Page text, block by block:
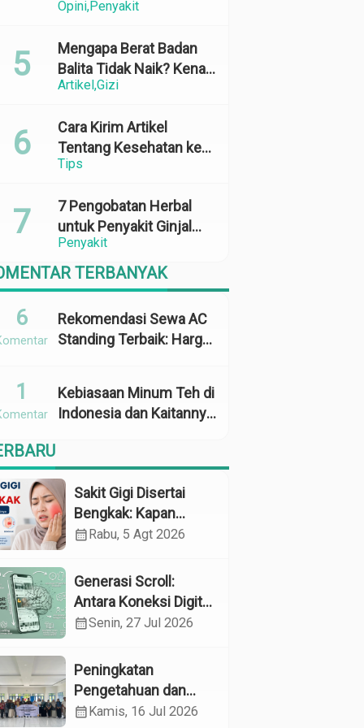
Opini Penyakit
Perubahan Cuaca yang
ArtikelGizi
Mengapa Berat Badan
Balita Tidak Naik? Kenali
Penyebab dan Solusinya
Tips
Cara Kirim Artikel
Tentang Kesehatan ke
Media Online: 100%
Penyakit
7 Pengobatan Herbal
untuk Penyakit Ginjal
yang Terbukti Efektif
dan Aman
TERBANYAK
Rekomendasi Sewa AC
Standing Terbaik: Harga,
6
Kebiasaan Minum Teh di
Indonesia dan Kaitannya
Anemia
1
Sakit Gigi Disertai
Bengkak: Kapan
Harus Khawatir dan
Dilakukan?
calendar_monthRabu, 5 Agt 2026
Generasi Scroll:
Antara Koneksi Digital
dan Kerapuhan
calendar_monthSenin, 27 Jul 2026
Peningkatan
Pengetahuan dan
Perilaku Pemeliharaan
calendar_monthKamis, 16 Jul 2026